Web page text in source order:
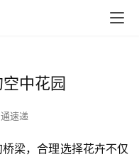
中花园
速递
梁，合理选择花卉不仅